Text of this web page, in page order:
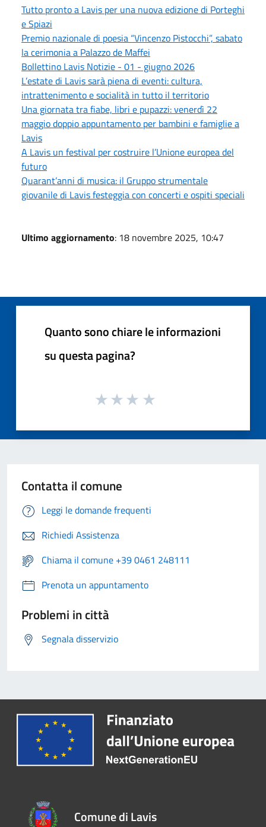
Tutto pronto a Lavis per una nuova edizione di Porteghi
e Spiazi
Premio nazionale di poesia “Vincenzo Pistocchi”, sabato
la cerimonia a Palazzo de Maffei
Bollettino Lavis Notizie - 01 - giugno 2026
L’estate di Lavis sarà piena di eventi: cultura,
intrattenimento e socialità in tutto il territorio
Una giornata tra fiabe, libri e pupazzi: venerdì 22
maggio doppio appuntamento per bambini e famiglie a
Lavis
A Lavis un festival per costruire l’Unione europea del
futuro
Quarant’anni di musica: il Gruppo strumentale
giovanile di Lavis festeggia con concerti e ospiti speciali
Ultimo aggiornamento: 18 novembre 2025, 10:47
Quanto sono chiare le informazioni
su questa pagina?
Contatta il comune
Leggi le domande frequenti
Richiedi Assistenza
Chiama il comune +39 0461 248111
Prenota un appuntamento
Problemi in città
Segnala disservizio
Comune di Lavis